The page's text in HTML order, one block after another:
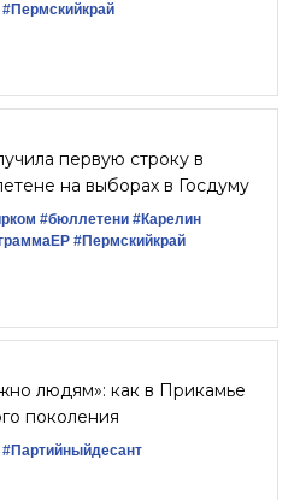
#Пермскийкрай
первую строку в
на выборах в Госдуму
#бюллетени #Карелин
#Пермскийкрай
людям»: как в Прикамье
поколения
#Партийныйдесант